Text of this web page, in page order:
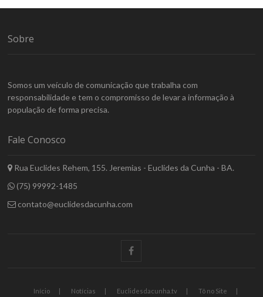
Sobre
Somos um veículo de comunicação que trabalha com
responsabilidade e tem o compromisso de levar a informação à
população de forma precisa.
Fale Conosco
Rua Euclides Rehem, 155. Jeremias - Euclides da Cunha - BA.
(75) 99992-1485
contato@euclidesdacunha.com
facebook
Início Notícias Euclidesdacunha.tv Tô no Site